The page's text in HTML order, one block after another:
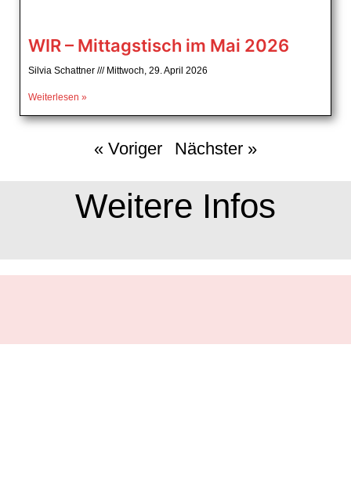
WIR – Mittagstisch im Mai 2026
Silvia Schattner Mittwoch, 29. April 2026
Weiterlesen »
« Voriger Nächster »
Weitere Infos